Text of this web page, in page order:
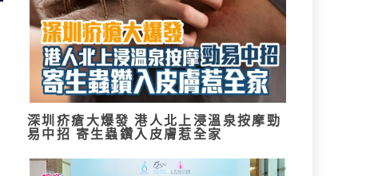
深圳疥瘡大爆發 港人北上浸溫泉按摩勁
易中招 寄生蟲鑽入皮膚惹全家